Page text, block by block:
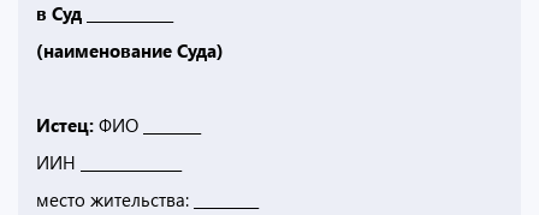
в Суд ____________
(наименование Суда)
Истец: ФИО ________
ИИН ______________
место жительства: _________